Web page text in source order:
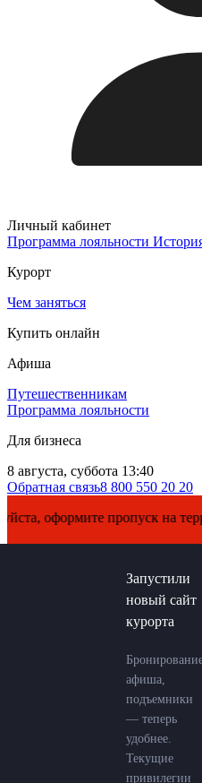
Личный кабинет
Программа лояльности
Курорт
Чем заняться
Купить онлайн
Афиша
Путешественникам
Программа лояльности
Для бизнеса
8 августа, суббота 13:40
Обратная связь8 800 550 20 20
пропуск на
Запустили
новый сайт
курорта
афиша,
подъемники
— теперь
удобнее.
Текущие
привилегии